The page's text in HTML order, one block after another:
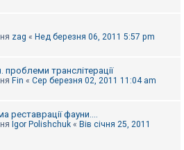
zag « Нед березня 06, 2011 5:57 pm
проблеми транслітерації
Fin « Сер березня 02, 2011 11:04 am
реставрації фауни....
Igor Polishchuk « Вів січня 25, 2011